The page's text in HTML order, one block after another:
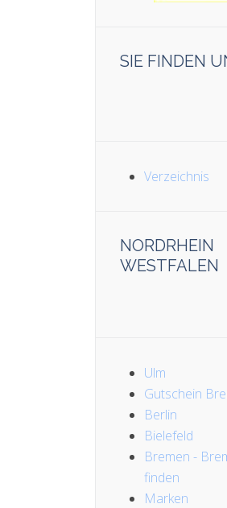
SIE FINDEN
Verzeichnis
NORDRHEIN
WESTFALEN
Ulm
Gutschein
Berlin
Bielefeld
Bremen -
finden
Marken